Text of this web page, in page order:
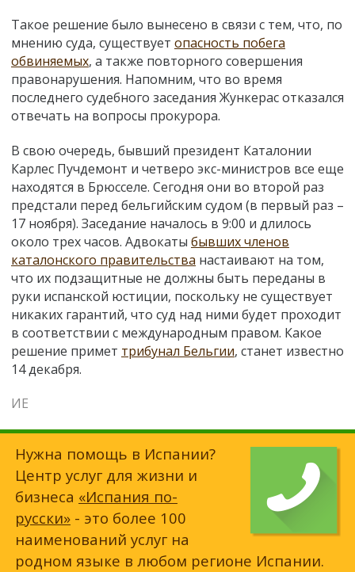
Такое решение было вынесено в связи с тем, что, по
мнению суда, существует опасность побега
обвиняемых, а также повторного совершения
правонарушения. Напомним, что во время
последнего судебного заседания Жункерас отказался
отвечать на вопросы прокурора.
В свою очередь, бывший президент Каталонии
Карлес Пучдемонт и четверо экс-министров все еще
находятся в Брюсселе. Сегодня они во второй раз
предстали перед бельгийским судом (в первый раз –
17 ноября). Заседание началось в 9:00 и длилось
около трех часов. Адвокаты бывших членов
каталонского правительства настаивают на том,
что их подзащитные не должны быть переданы в
руки испанской юстиции, поскольку не существует
никаких гарантий, что суд над ними будет проходит
в соответствии с международным правом. Какое
решение примет трибунал Бельгии, станет известно
14 декабря.
ИЕ
Нужна помощь в Испании?
Центр услуг для жизни и
бизнеса «Испания по-
русски» - это более 100
наименований услуг на
родном языке в любом регионе Испании.